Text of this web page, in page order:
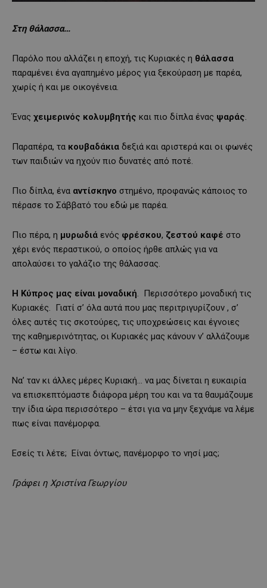
Στη θάλασσα…
Παρόλο που αλλάζει η εποχή, τις Κυριακές η θάλασσα
παραμένει ένα αγαπημένο μέρος για ξεκούραση με παρέα,
χωρίς ή και με οικογένεια.
Ένας χειμερινός κολυμβητής και πιο δίπλα ένας ψαράς.
Παραπέρα, τα κουβαδάκια δεξιά και αριστερά και οι φωνές
των παιδιών να ηχούν πιο δυνατές από ποτέ.
Πιο δίπλα, ένα αντίσκηνο στημένο, προφανώς κάποιος το
πέρασε το Σάββατό του εδώ με παρέα.
Πιο πέρα, η μυρωδιά ενός φρέσκου, ζεστού καφέ στο
χέρι ενός περαστικού, ο οποίος ήρθε απλώς για να
απολαύσει το γαλάζιο της θάλασσας.
Η Κύπρος μας είναι μοναδική. Περισσότερο μοναδική τις
Κυριακές. Γιατί σ’ όλα αυτά που μας περιτριγυρίζουν , σ’
όλες αυτές τις σκοτούρες, τις υποχρεώσεις και έγνοιες
της καθημερινότητας, οι Κυριακές μας κάνουν ν’ αλλάζουμε
– έστω και λίγο.
Να’ ταν κι άλλες μέρες Κυριακή… να μας δίνεται η ευκαιρία
να επισκεπτόμαστε διάφορα μέρη του και να τα θαυμάζουμε
την ίδια ώρα περισσότερο – έτσι για να μην ξεχνάμε να λέμε
πως είναι πανέμορφα.
Εσείς τι λέτε; Είναι όντως, πανέμορφο το νησί μας;
Γράφει η Χριστίνα Γεωργίου